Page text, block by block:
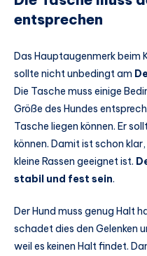
entsprechen
Das Hauptaugenmerk beim
sollte nicht unbedingt am
Die Tasche muss einige
Größe des Hundes
Tasche liegen können. Er
können. Damit ist schon
kleine Rassen geeignet ist.
stabil und fest sein.
Der Hund muss genug Halt
schadet dies den Gelenken
weil es keinen Halt findet.